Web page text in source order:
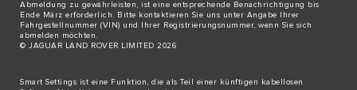
Abmeldung zu gewährleisten, ist eine entsprechende Benachrichtigung bis
Ende März erforderlich. Bitte kontaktieren Sie uns unter Angabe Ihrer
Fahrgestellnummer (VIN) und Ihrer Registrierungsnummer, wenn Sie sich
abmelden möchten.
© JAGUAR LAND ROVER LIMITED 2026
Smart Settings ist eine Funktion, die als Teil einer künftigen kabellosen